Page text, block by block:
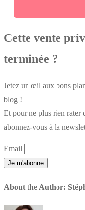
Cette vente
terminée ?
Jetez un œil aux bons
blog !
Et pour ne plus rien rater
abonnez-vous à la
Email
About the Author: